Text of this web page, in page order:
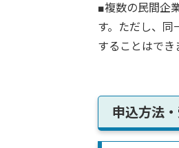
■複数の民間企
す。ただし、
することはでき
申込方法